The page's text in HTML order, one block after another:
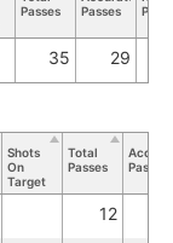
Passes
Passes
35 29
Shots
On
Target
Total
Passes
Passes
12